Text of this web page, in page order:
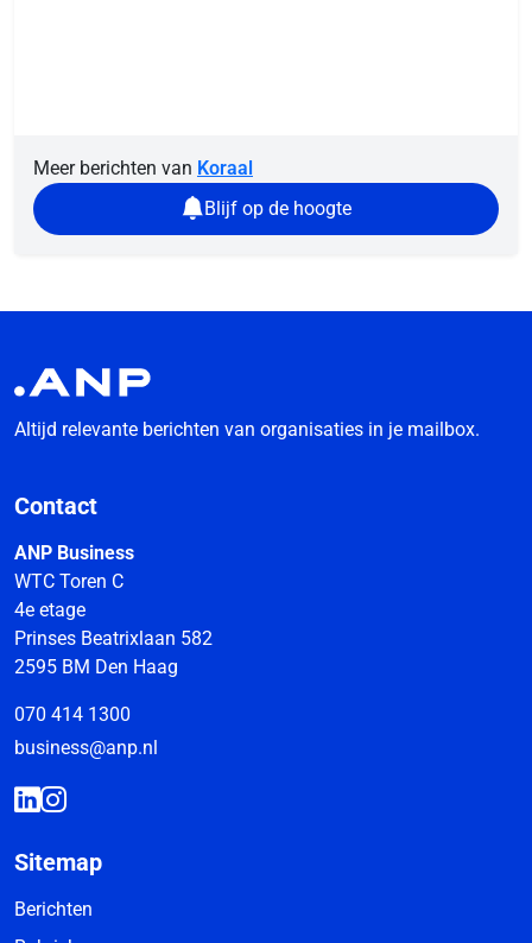
Meer berichten van Koraal
Blijf op de hoogte
Altijd relevante berichten van organisaties in je mailbox.
Contact
ANP Business
WTC Toren C
4e etage
Prinses Beatrixlaan 582
2595 BM Den Haag
070 414 1300
business@anp.nl
Sitemap
Berichten